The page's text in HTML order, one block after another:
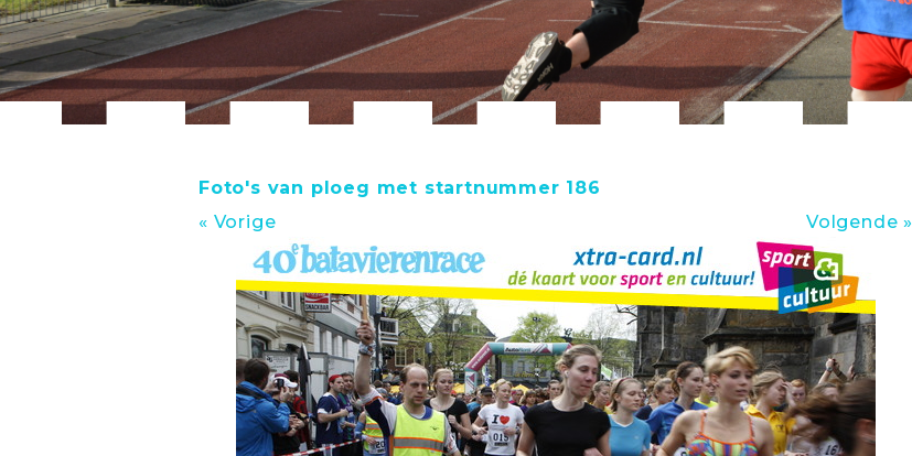
Foto's van ploeg met startnummer 186
« Vorige
Volgende »